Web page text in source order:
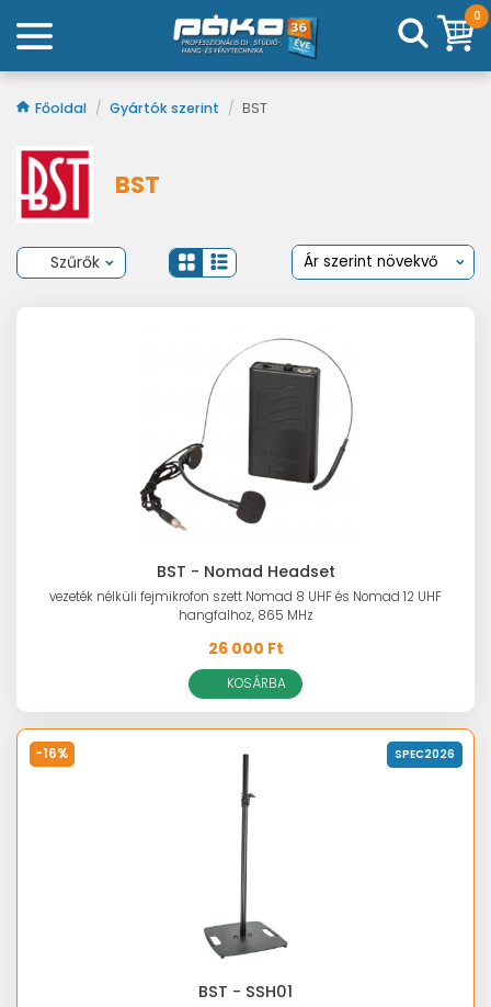
0
Főoldal / Gyártók szerint / BST
BST
Szűrők
BST - Nomad Headset
vezeték nélküli fejmikrofon szett Nomad 8 UHF és Nomad 12 UHF
hangfalhoz, 865 MHz
26 000 Ft
KOSÁRBA
-16% SPEC2026
BST - SSH01